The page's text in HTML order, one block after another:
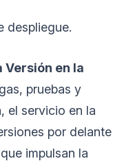
despliegue.
Versión en la
pruebas y
el servicio en la
por delante
impulsan la